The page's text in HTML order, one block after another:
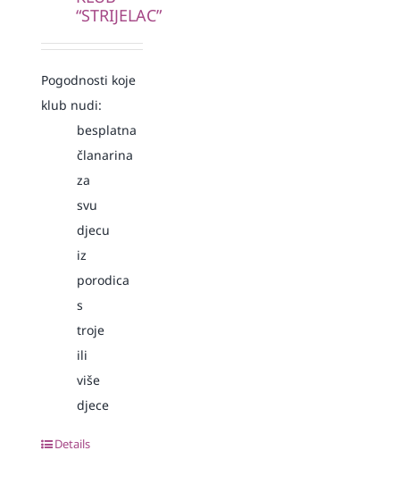
“STRIJELAC”
Pogodnosti koje
klub nudi:
besplatna
članarina
za
svu
djecu
iz
porodica
s
troje
ili
više
djece
Details